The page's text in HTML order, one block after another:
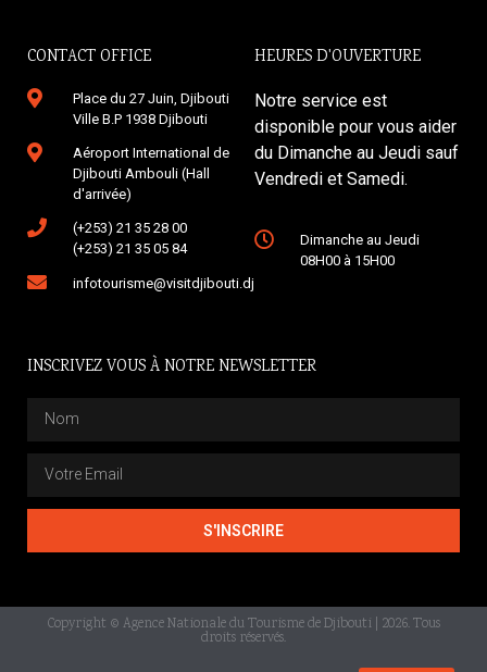
CONTACT OFFICE
Place du 27 Juin, Djibouti
Ville B.P 1938 Djibouti
Aéroport International de
Djibouti Ambouli (Hall
d'arrivée)
(+253) 21 35 28 00
(+253) 21 35 05 84
infotourisme@visitdjibouti.dj
HEURES D'OUVERTURE
Notre service est
disponible pour vous aider
du Dimanche au Jeudi sauf
Vendredi et Samedi.
Dimanche au Jeudi
08H00 à 15H00
INSCRIVEZ VOUS À NOTRE NEWSLETTER
S'INSCRIRE
Copyright © Agence Nationale du Tourisme de Djibouti | 2026. Tous
droits réservés.